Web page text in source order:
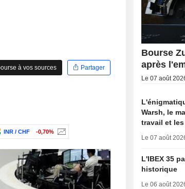
à vos sources
Partager
INR / CHF -0,70%
Bourse
après
Le 07 août
Warsh, le
travail et
Le 07 août
L'IBEX 35
historique
Le 06 août